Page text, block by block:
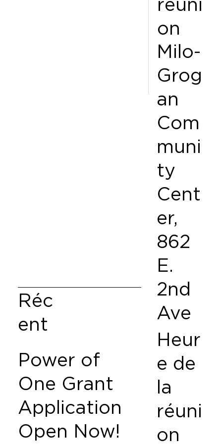
Réc
ent
Power of
One Grant
Application
Open Now!
réuni
on
Milo-
Grog
an
Com
muni
ty
Cent
er,
862
E.
2nd
Ave
Heur
e de
la
réuni
on